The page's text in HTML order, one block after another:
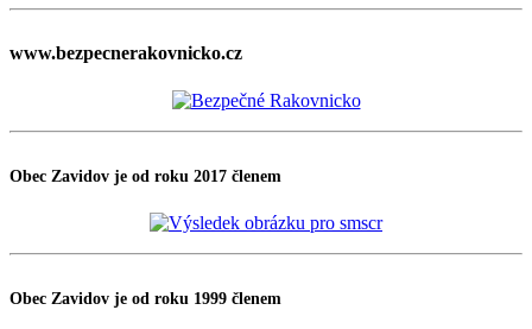
www.bezpecnerakovnicko.cz
Obec Zavidov je od roku 2017 členem
Obec Zavidov je od roku 1999 členem